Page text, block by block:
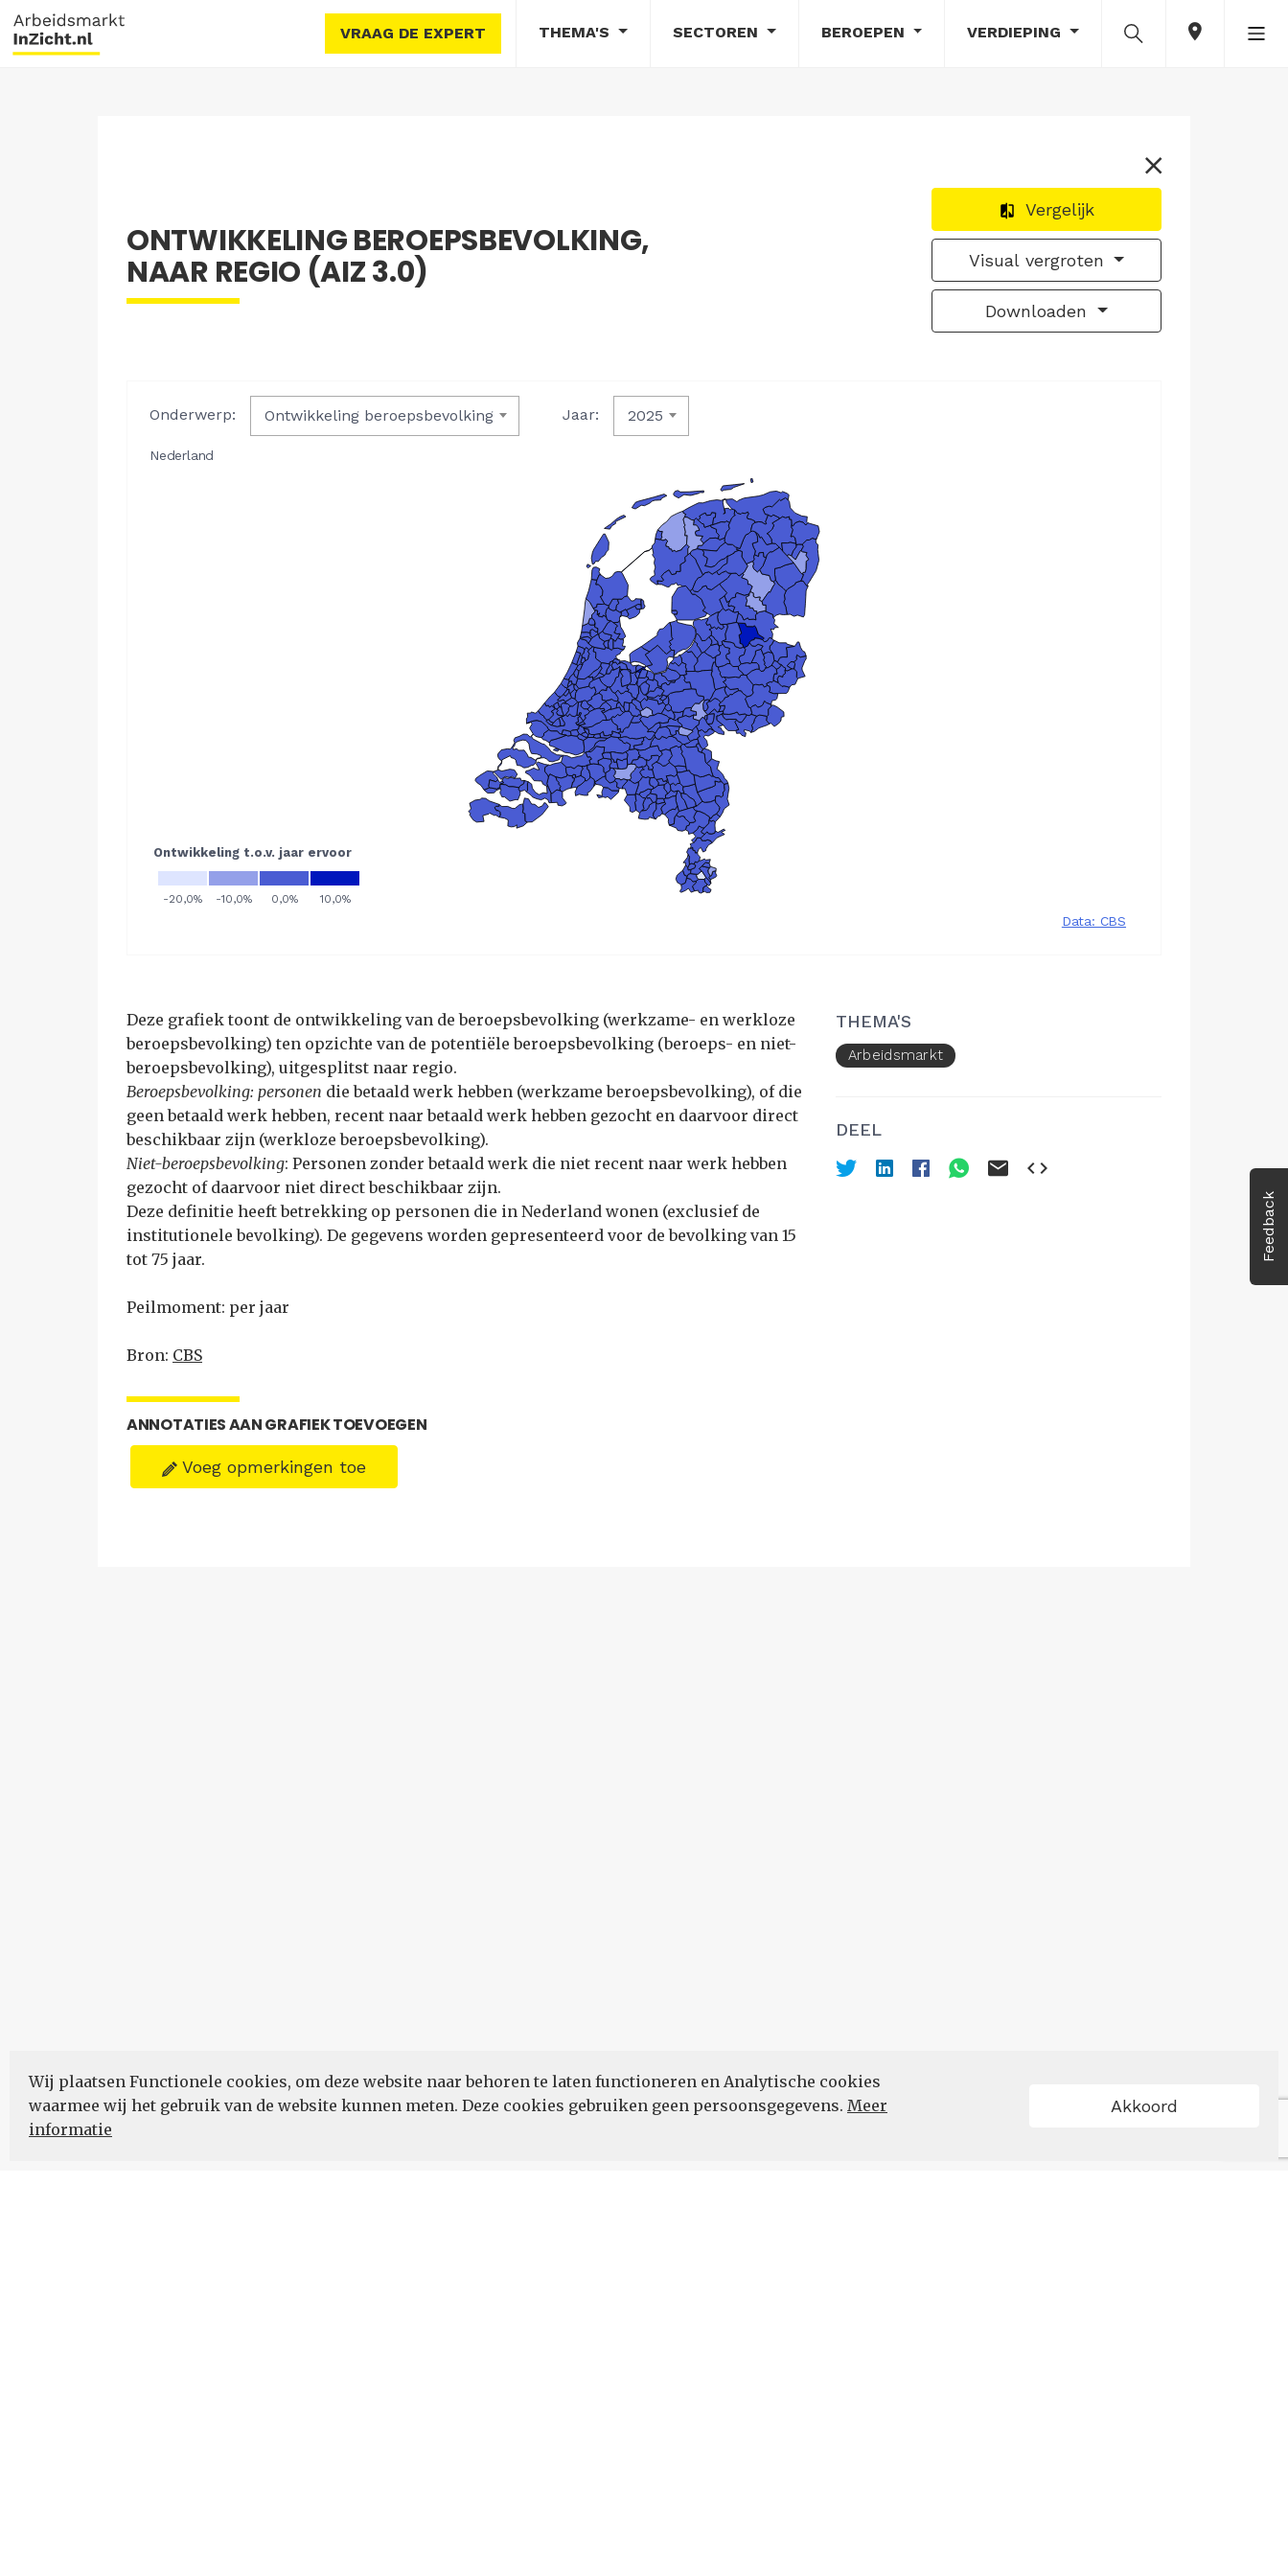
VRAAG DE EXPERT THEMA'S SECTOREN BEROEPEN VERDIEPING
Feedback
Wij plaatsen Functionele cookies, om deze website naar behoren te laten functioneren en Analytische cookies
waarmee wij het gebruik van de website kunnen meten. Deze cookies gebruiken geen persoonsgegevens. Meer
informatie
Akkoord
Vergelijk
Visual vergroten
Downloaden
ONTWIKKELING BEROEPSBEVOLKING,
NAAR REGIO (AIZ 3.0)
Deze grafiek toont de ontwikkeling van de beroepsbevolking (werkzame- en werkloze
beroepsbevolking) ten opzichte van de potentiële beroepsbevolking (beroeps- en niet-
beroepsbevolking), uitgesplitst naar regio.
Beroepsbevolking: personen die betaald werk hebben (werkzame beroepsbevolking), of die
geen betaald werk hebben, recent naar betaald werk hebben gezocht en daarvoor direct
beschikbaar zijn (werkloze beroepsbevolking).
Niet-beroepsbevolking: Personen zonder betaald werk die niet recent naar werk hebben
gezocht of daarvoor niet direct beschikbaar zijn.
Deze definitie heeft betrekking op personen die in Nederland wonen (exclusief de
institutionele bevolking). De gegevens worden gepresenteerd voor de bevolking van 15
tot 75 jaar.
Peilmoment: per jaar
Bron: CBS
THEMA'S
Arbeidsmarkt
DEEL
ANNOTATIES AAN GRAFIEK TOEVOEGEN
Voeg opmerkingen toe
POWERED BY